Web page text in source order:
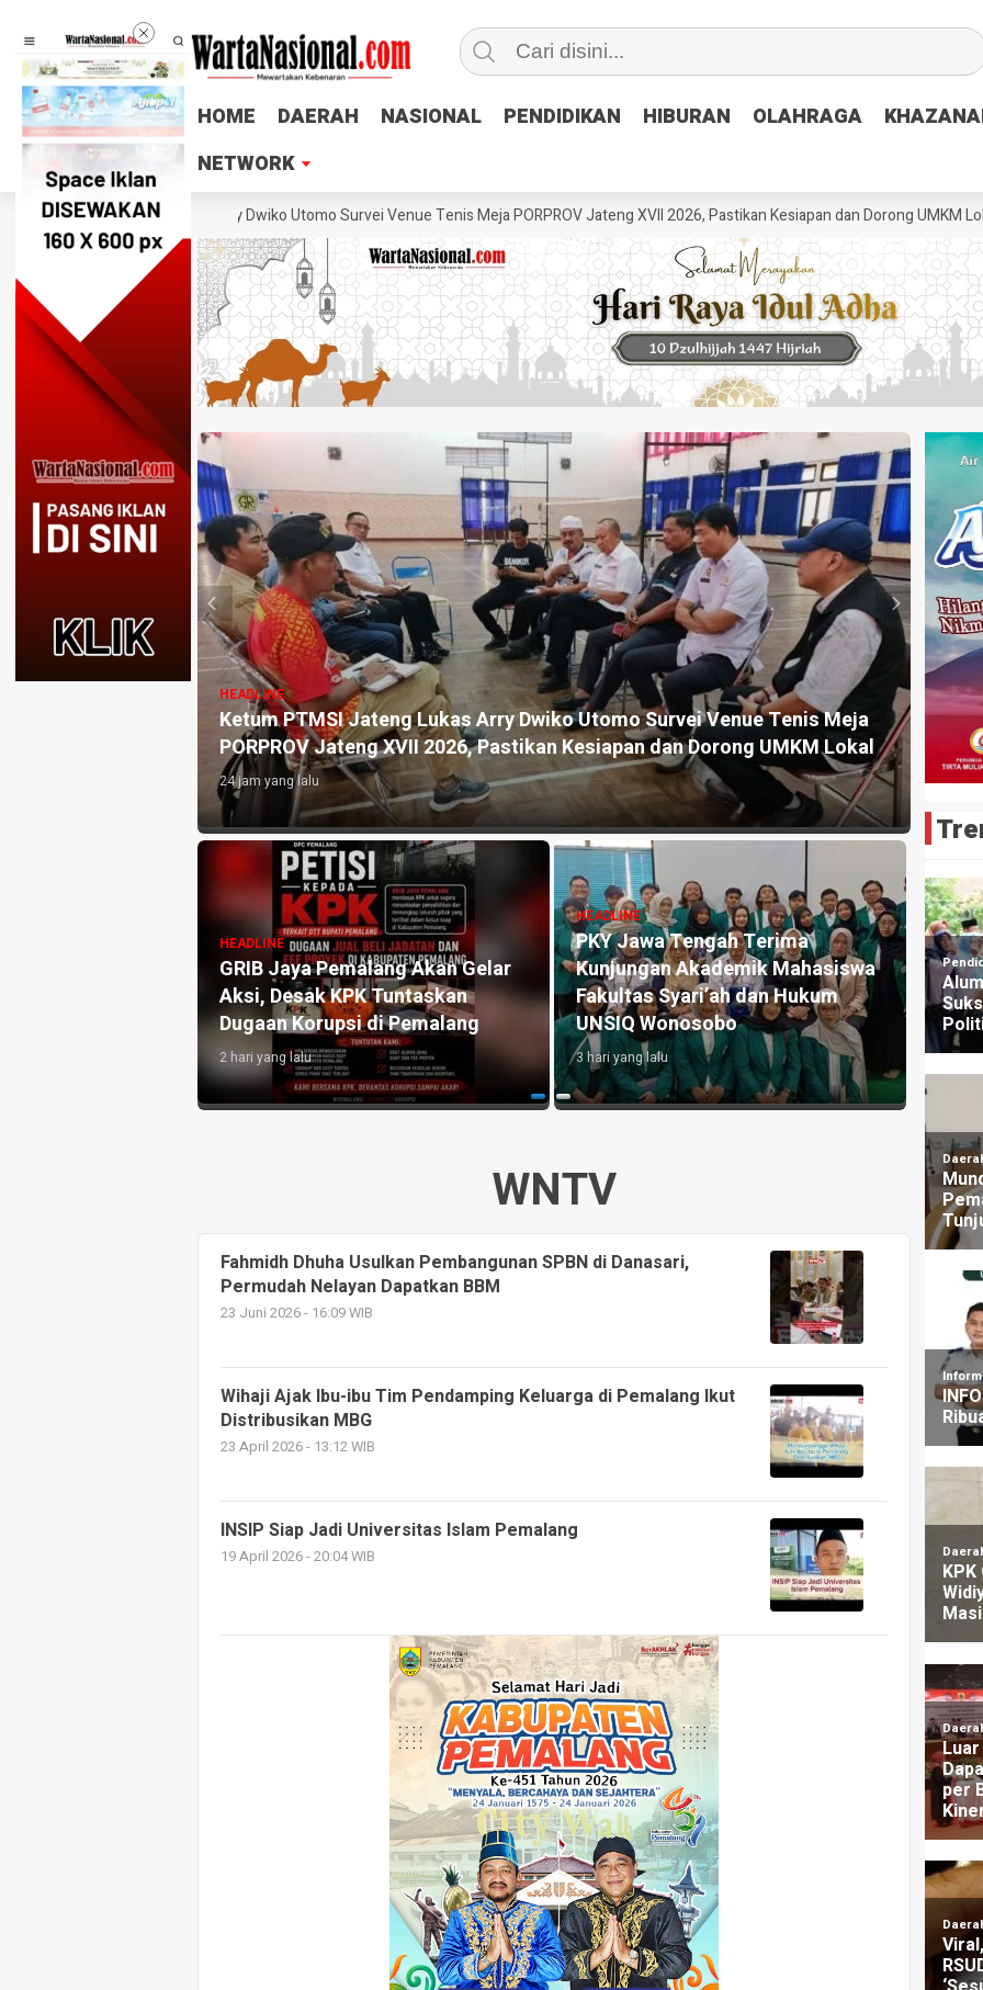
HOME DAERAH NASIONAL PENDIDIKAN HIBURAN OLAHRAGA
NETWORK
HOME DAERAH NASIONAL PENDIDIKAN HIBURAN OLAHRAGA
NETWORK
Jateng Lukas Arry Dwiko Utomo Survei Venue Tenis Meja PORPROV Jateng XVII 2026, Pastikan Kesiapan dan Dorong UMKM Lokal
HEADLINE
Dorong Potensi Lokal, Aditya Padmanaba Beri Dukungan Penuh pada
Pembukaan Kades Cup II Mandiraja
4 hari yang lalu
HEADLINE
DPC PDI Perjuangan Pemalang
Gelar Musran dan Musanran
Serentak di Moga dan Pulosari
4 hari yang lalu
HEADLINE
KKN UIN Sunan Kalijaga dan
Ombah Indonesia Gelar
Workshop Budidaya Maggot
untuk Pengelolaan Sampah
Berkelanjutan di Cirebon
4 hari yang lalu
24 jam
Aksi,
2 hari
WNTV
Fahmidh Dhuha Usulkan Pembangunan SPBN di Danasari,
Permudah Nelayan Dapatkan BBM
23 Juni 2026 - 16:09 WIB
Wihaji Ajak Ibu-ibu Tim Pendamping Keluarga di Pemalang Ikut
Distribusikan MBG
23 April 2026 - 13:12 WIB
INSIP Siap Jadi Universitas Islam Pemalang
19 April 2026 - 20:04 WIB